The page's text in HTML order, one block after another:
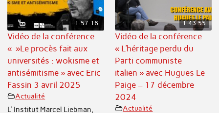
1:57:18
Vidéo de la conférence
« »Le procès fait aux
universités : wokisme et
antisémitisme » avec Eric
Fassin 3 avril 2025
Actualité
L’ Institut Marcel Liebman,
1:43:55
Vidéo de la conférence
« L’héritage perdu du
Parti communiste
italien » avec Hugues Le
Paige – 17 décembre
2024
Actualité